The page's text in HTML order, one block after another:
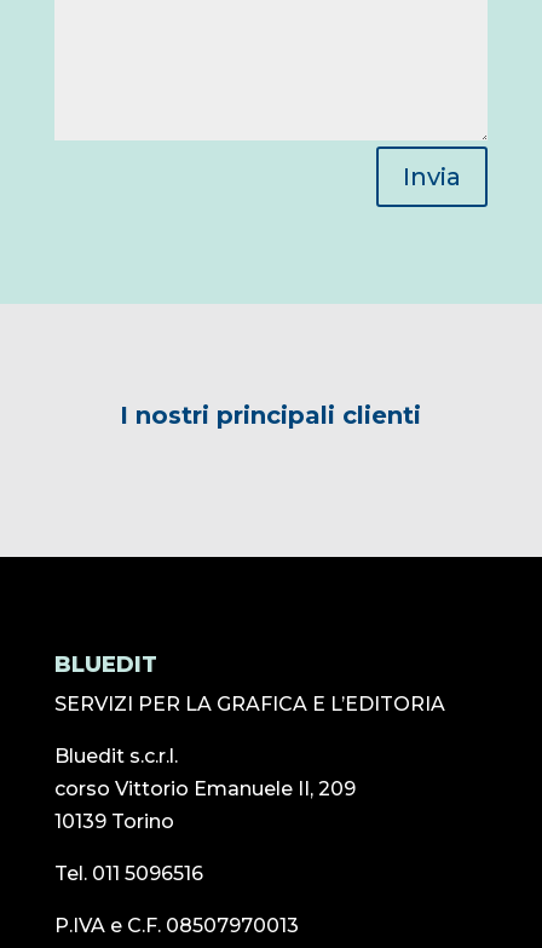
Invia
BLUEDIT
SERVIZI PER LA GRAFICA E L’EDITORIA